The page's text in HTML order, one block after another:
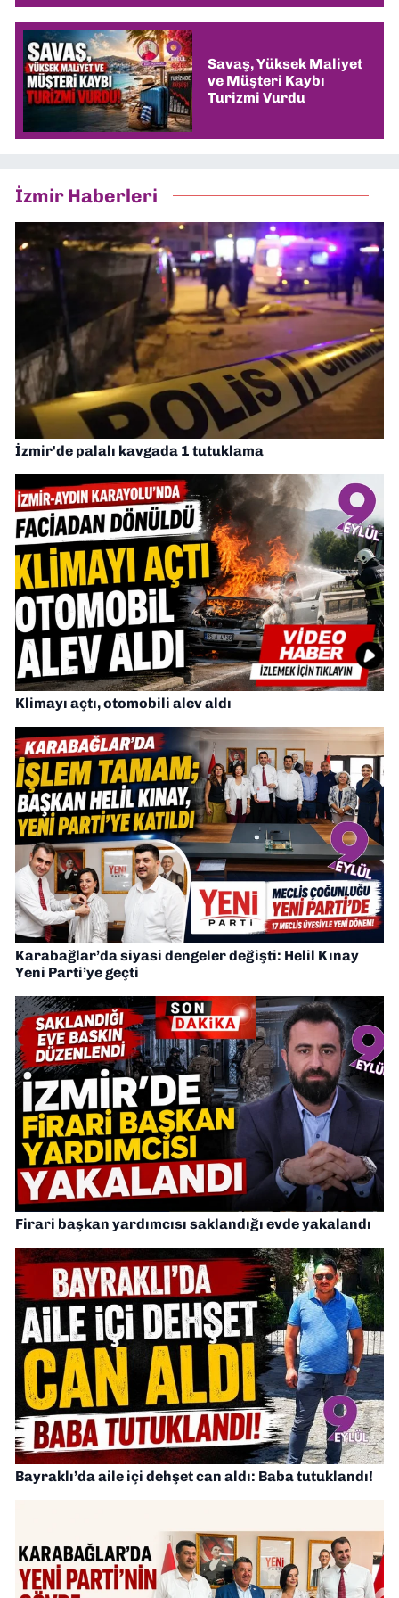
Savaş, Yüksek Maliyet
ve Müşteri Kaybı
Turizmi Vurdu
İzmir Haberleri
İzmir'de palalı kavgada 1 tutuklama
Klimayı açtı, otomobili alev aldı
Karabağlar’da siyasi dengeler değişti: Helil Kınay
Yeni Parti’ye geçti
Firari başkan yardımcısı saklandığı evde yakalandı
Bayraklı’da aile içi dehşet can aldı: Baba tutuklandı!